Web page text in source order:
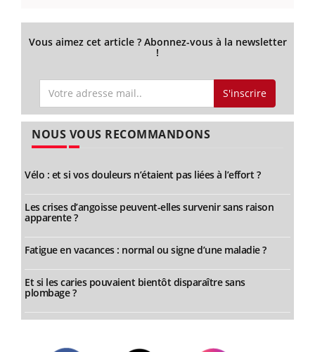
Vous aimez cet article ? Abonnez-vous à la newsletter
!
S'inscrire
NOUS VOUS RECOMMANDONS
Vélo : et si vos douleurs n’étaient pas liées à l’effort ?
Les crises d’angoisse peuvent-elles survenir sans raison
apparente ?
Fatigue en vacances : normal ou signe d’une maladie ?
Et si les caries pouvaient bientôt disparaître sans
plombage ?